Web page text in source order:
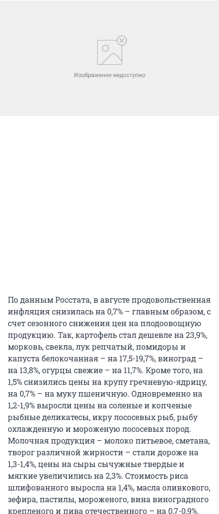
По данным Росстата, в августе продовольственная
инфляция снизилась на 0,7% – главным образом, с
счет сезонного снижения цен на плодоовощную
продукцию. Так, картофель стал дешевле на 23,9%,
морковь, свекла, лук репчатый, помидоры и
капуста белокочанная – на 17,5-19,7%, виноград –
на 13,8%, огурцы свежие – на 11,7%. Кроме того, на
1,5% снизились цены на крупу гречневую-ядрицу,
на 0,7% – на муку пшеничную. Одновременно на
1,2-1,9% выросли цены на соленые и копченые
рыбные деликатесы, икру лососевых рыб, рыбу
охлажденную и мороженую лососевых пород.
Молочная продукция – молоко питьевое, сметана,
творог различной жирности – стали дороже на
1,3-1,4%, цены на сыры сычужные твердые и
мягкие увеличились на 2,3%. Стоимость риса
шлифованного выросла на 1,4%, масла оливкового,
зефира, пастилы, мороженого, вина виноградного
крепленого и пива отечественного – на 0,7-0,9%.